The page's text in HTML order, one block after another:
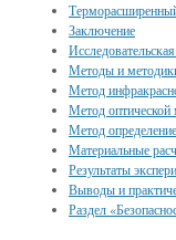
Заключение
Методы и
Метод
Метод оптической
Метод
Материальные
Результаты
Выводы и
Раздел